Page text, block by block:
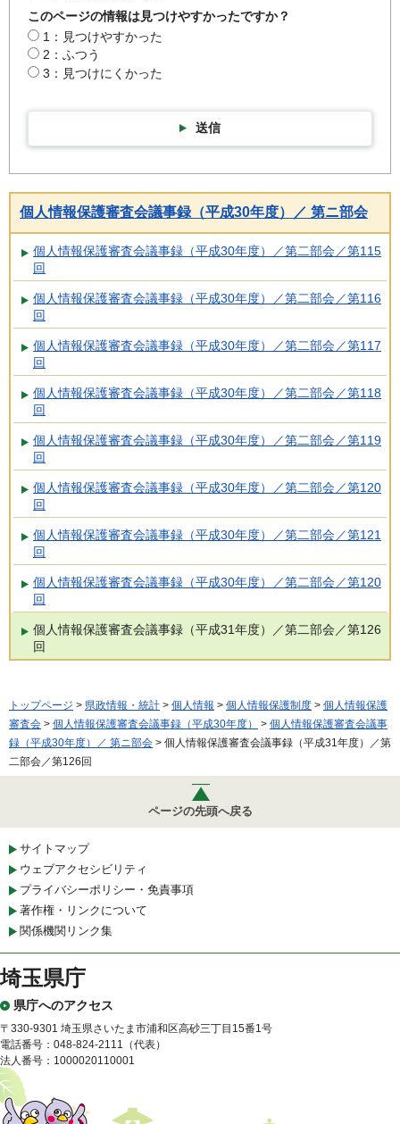
このページの情報は見つけやすかったですか？
1：見つけやすかった
2：ふつう
3：見つけにくかった
送信
個人情報保護審査会議事録（平成30年度）／ 第ニ部会
個人情報保護審査会議事録（平成30年度）／第二部会／第115
回
個人情報保護審査会議事録（平成30年度）／第二部会／第116
回
個人情報保護審査会議事録（平成30年度）／第二部会／第117
回
個人情報保護審査会議事録（平成30年度）／第二部会／第118
回
個人情報保護審査会議事録（平成30年度）／第二部会／第119
回
個人情報保護審査会議事録（平成30年度）／第二部会／第120
回
個人情報保護審査会議事録（平成30年度）／第二部会／第121
回
個人情報保護審査会議事録（平成30年度）／第二部会／第120
回
個人情報保護審査会議事録（平成31年度）／第二部会／第126
回
トップページ > 県政情報・統計 > 個人情報 > 個人情報保護制度 > 個人情報保護
審査会 > 個人情報保護審査会議事録（平成30年度） > 個人情報保護審査会議事
録（平成30年度）／ 第ニ部会 > 個人情報保護審査会議事録（平成31年度）／第
二部会／第126回
ページの先頭へ戻る
サイトマップ
ウェブアクセシビリティ
プライバシーポリシー・免責事項
著作権・リンクについて
関係機関リンク集
埼玉県庁
県庁へのアクセス
〒330-9301 埼玉県さいたま市浦和区高砂三丁目15番1号
電話番号：048-824-2111（代表）
法人番号：1000020110001